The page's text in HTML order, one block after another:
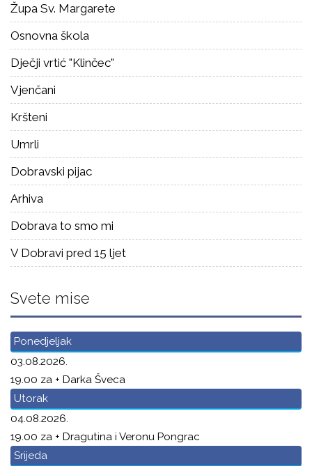
Župa Sv. Margarete
Osnovna škola
Dječji vrtić "Klinčec"
Vjenčani
Kršteni
Umrli
Dobravski pijac
Arhiva
Dobrava to smo mi
V Dobravi pred 15 ljet
Svete mise
Ponedjeljak
03.08.2026.
19.00 za + Darka Šveca
Utorak
04.08.2026.
19.00 za + Dragutina i Veronu Pongrac
Srijeda